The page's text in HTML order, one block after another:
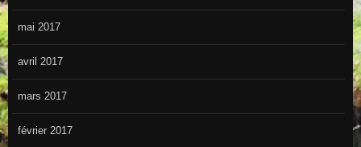
mai 2017
avril 2017
mars 2017
février 2017